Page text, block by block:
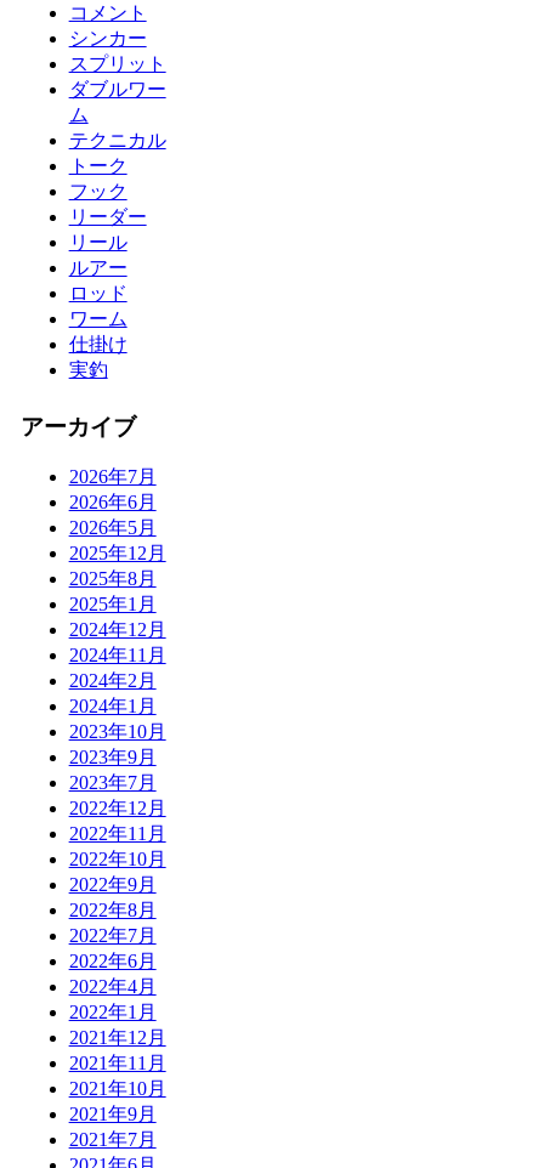
コメント
シンカー
スプリット
ダブルワー
ム
テクニカル
トーク
フック
リーダー
リール
ルアー
ロッド
ワーム
仕掛け
実釣
アーカイブ
2026年7月
2026年6月
2026年5月
2025年12月
2025年8月
2025年1月
2024年12月
2024年11月
2024年2月
2024年1月
2023年10月
2023年9月
2023年7月
2022年12月
2022年11月
2022年10月
2022年9月
2022年8月
2022年7月
2022年6月
2022年4月
2022年1月
2021年12月
2021年11月
2021年10月
2021年9月
2021年7月